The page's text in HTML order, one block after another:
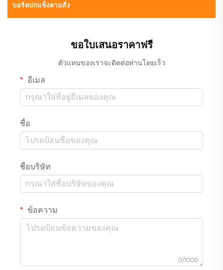
บอร์ดปกแข็งตามสั่ง
ขอใบเสนอราคาฟรี
ตัวแทนของเราจะติดต่อท่านโดยเร็ว
อีเมล
ชื่อ
ชื่อบริษัท
ข้อความ
0/1000